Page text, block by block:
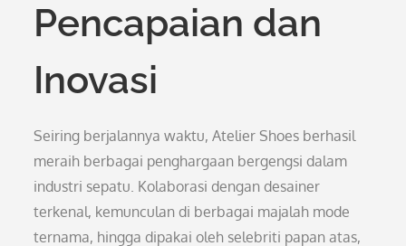
Pencapaian dan
Inovasi
Seiring berjalannya waktu, Atelier Shoes berhasil
meraih berbagai penghargaan bergengsi dalam
industri sepatu. Kolaborasi dengan desainer
terkenal, kemunculan di berbagai majalah mode
ternama, hingga dipakai oleh selebriti papan atas,